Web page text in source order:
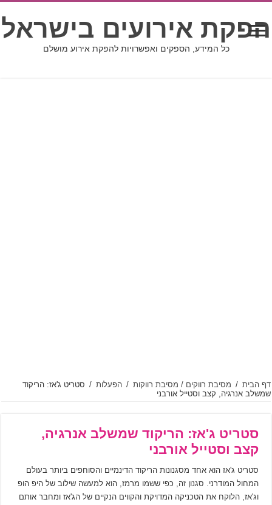
הפקת אירועים בישראל
כל המידע, הספקים ואפשרויות להפקת אירוע מושלם
דף הבית / מסיבת רווקים / מסיבת רווקות / הפעלות / סטריט ג'אז: הריקוד
שמשלב אנרגיה, קצב וסטייל אורבני
סטריט ג'אז: הריקוד שמשלב אנרגיה,
קצב וסטייל אורבני
סטריט ג'אז הוא אחד מסגנונות הריקוד הדינמיים והסוחפים ביותר בעולם
המחול המודרני. סגנון זה, כפי ששמו מרמז, הוא למעשה שילוב של היפ הופ
וג'אז, הלוקח את הטכניקה המדויקת והקווים הנקיים של הג'אז ומחבר אותם